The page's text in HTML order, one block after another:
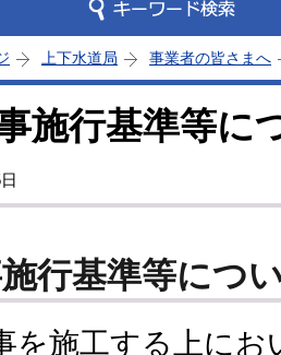
上下水道局 事業者の皆さまへ
施行基準等に
行基準等につ
施工する上にお